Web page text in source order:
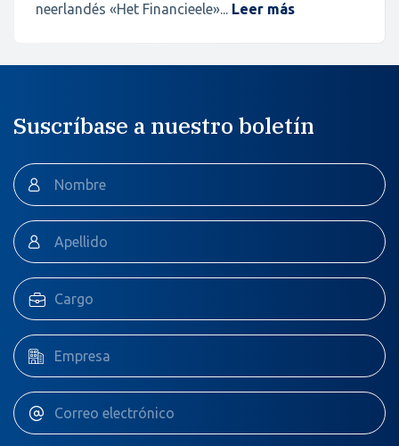
neerlandés «Het Financieele»... Leer más
Suscríbase a nuestro boletín